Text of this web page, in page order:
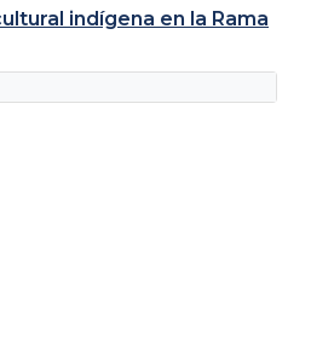
indígena en la Rama